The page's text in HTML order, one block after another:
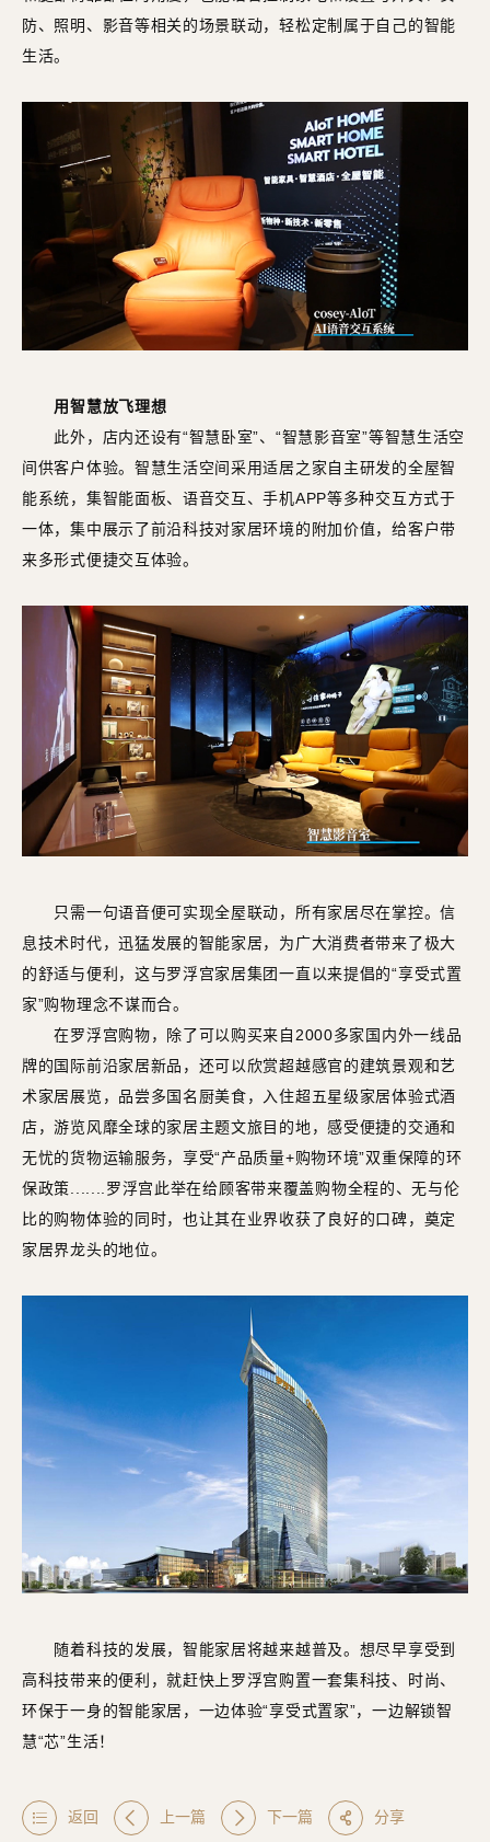
防、照明、影音等相关的场景联动，轻松定制属于自己的智能
生活。
用智慧放飞理想
此外，店内还设有“智慧卧室”、“智慧影音室”等智慧生活空
间供客户体验。智慧生活空间采用适居之家自主研发的全屋智
能系统，集智能面板、语音交互、手机APP等多种交互方式于
一体，集中展示了前沿科技对家居环境的附加价值，给客户带
来多形式便捷交互体验。
只需一句语音便可实现全屋联动，所有家居尽在掌控。信
息技术时代，迅猛发展的智能家居，为广大消费者带来了极大
的舒适与便利，这与罗浮宫家居集团一直以来提倡的“享受式置
家”购物理念不谋而合。
在罗浮宫购物，除了可以购买来自2000多家国内外一线品
牌的国际前沿家居新品，还可以欣赏超越感官的建筑景观和艺
术家居展览，品尝多国名厨美食，入住超五星级家居体验式酒
店，游览风靡全球的家居主题文旅目的地，感受便捷的交通和
无忧的货物运输服务，享受“产品质量+购物环境”双重保障的环
保政策.......罗浮宫此举在给顾客带来覆盖购物全程的、无与伦
比的购物体验的同时，也让其在业界收获了良好的口碑，奠定
家居界龙头的地位。
随着科技的发展，智能家居将越来越普及。想尽早享受到
高科技带来的便利，就赶快上罗浮宫购置一套集科技、时尚、
环保于一身的智能家居，一边体验“享受式置家”，一边解锁智
慧“芯”生活！
返回 上一篇 下一篇 分享